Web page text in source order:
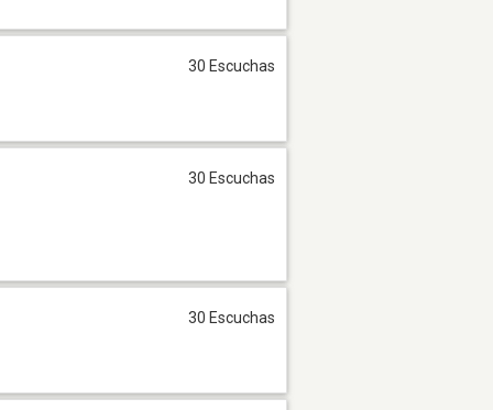
30 Escuchas
30 Escuchas
30 Escuchas